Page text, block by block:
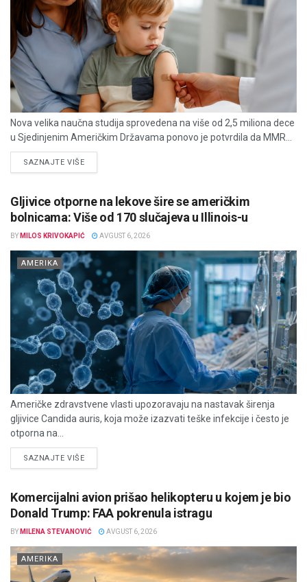
Nova velika naučna studija sprovedena na više od 2,5 miliona dece
u Sjedinjenim Američkim Državama ponovo je potvrdila da MMR...
SAZNAJTE VIŠEDETAILS
Gljivice otporne na lekove šire se američkim
bolnicama: Više od 170 slučajeva u Illinois-u
BY MILOS KRIVOKAPIĆ AVGUST 6, 2026
AMERIKA
Američke zdravstvene vlasti upozoravaju na nastavak širenja
gljivice Candida auris, koja može izazvati teške infekcije i često je
otporna na...
SAZNAJTE VIŠEDETAILS
Komercijalni avion prišao helikopteru u kojem je bio
Donald Trump: FAA pokrenula istragu
BY MILENA STEVANOVIĆ AVGUST 6, 2026
AMERIKA